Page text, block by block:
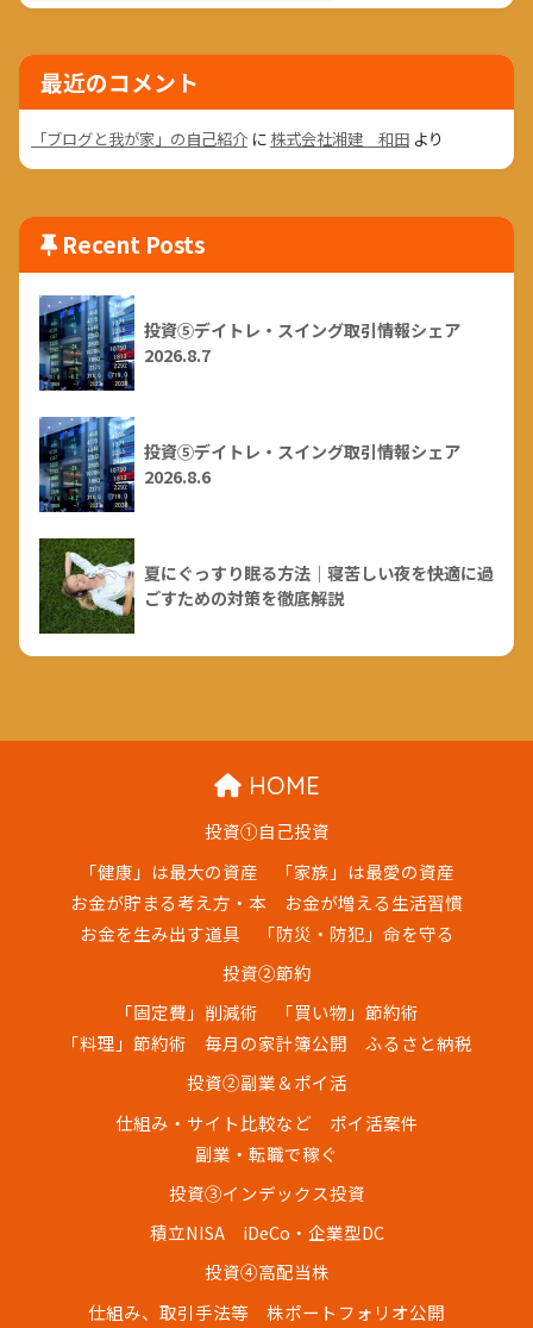
最近のコメント
「ブログと我が家」の自己紹介 に 株式会社湘建 和田 より
Recent Posts
投資⑤デイトレ・スイング取引情報シェア
2026.8.7
投資⑤デイトレ・スイング取引情報シェア
2026.8.6
夏にぐっすり眠る方法｜寝苦しい夜を快適に過
ごすための対策を徹底解説
HOME
投資①自己投資
「健康」は最大の資産
「家族」は最愛の資産
お金が貯まる考え方・本
お金が増える生活習慣
お金を生み出す道具
「防災・防犯」命を守る
投資②節約
「固定費」削減術
「買い物」節約術
「料理」節約術
毎月の家計簿公開
ふるさと納税
投資②副業＆ポイ活
仕組み・サイト比較など
ポイ活案件
副業・転職で稼ぐ
投資③インデックス投資
積立NISA
iDeCo・企業型DC
投資④高配当株
仕組み、取引手法等
株ポートフォリオ公開